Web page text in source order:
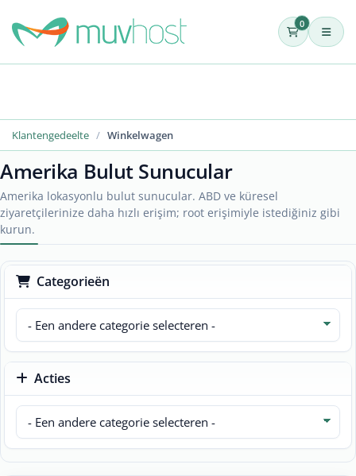
0
Klantengedeelte Winkelwagen
Amerika Bulut Sunucular
Amerika lokasyonlu bulut sunucular. ABD ve küresel
ziyaretçilerinize daha hızlı erişim; root erişimiyle istediğiniz gibi
kurun.
Categorieën
Acties